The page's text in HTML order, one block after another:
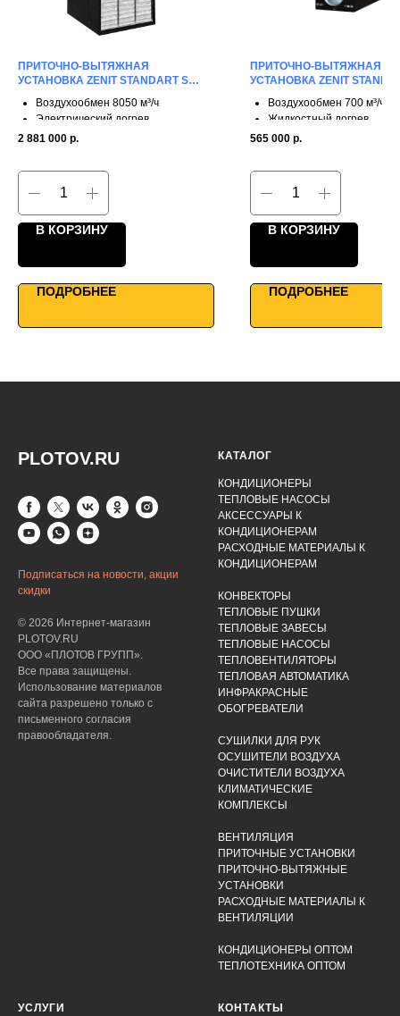
ПРИТОЧНО-ВЫТЯЖНАЯ
УСТАНОВКА ZENIT STANDART S
Воздухообмен 8050 м³/ч
Электрический догрев
2 ступени рекуперации
WiFi управление
2 881 000 р.
В КОРЗИНУ
ПОДРОБНЕЕ
ПРИТОЧНО-ВЫТЯЖНАЯ
УСТАНОВКА ZENIT
Воздухообмен 700 м³/ч
Жидкостный догрев
2 ступени рекуперации
Подключение к
565 000 р.
В КОРЗИНУ
ПОДРОБНЕЕ
PLOTOV.RU
Подписаться на новости, акции
скидки
© 2026 Интернет-магазин
PLOTOV.RU
ООО «ПЛОТОВ ГРУПП».
Все права защищены.
Использование материалов
сайта разрешено только с
письменного согласия
правообладателя.
КАТАЛОГ
КОНДИЦИОНЕРЫ
ТЕПЛОВЫЕ НАСОСЫ
АКСЕССУАРЫ К
КОНДИЦИОНЕРАМ
РАСХОДНЫЕ МАТЕРИАЛЫ К
КОНДИЦИОНЕРАМ
КОНВЕКТОРЫ
ТЕПЛОВЫЕ ПУШКИ
ТЕПЛОВЫЕ ЗАВЕСЫ
ТЕПЛОВЫЕ НАСОСЫ
ТЕПЛОВЕНТИЛЯТОРЫ
ТЕПЛОВАЯ АВТОМАТИКА
ИНФРАКРАСНЫЕ
ОБОГРЕВАТЕЛИ
СУШИЛКИ ДЛЯ РУК
ОСУШИТЕЛИ ВОЗДУХА
ОЧИСТИТЕЛИ ВОЗДУХА
КЛИМАТИЧЕСКИЕ
КОМПЛЕКСЫ
ВЕНТИЛЯЦИЯ
ПРИТОЧНЫЕ УСТАНОВКИ
ПРИТОЧНО-ВЫТЯЖНЫЕ
УСТАНОВКИ
РАСХОДНЫЕ МАТЕРИАЛЫ К
ВЕНТИЛЯЦИИ
КОНДИЦИОНЕРЫ ОПТОМ
ТЕПЛОТЕХНИКА ОПТОМ
УСЛУГИ КОНТАКТЫ